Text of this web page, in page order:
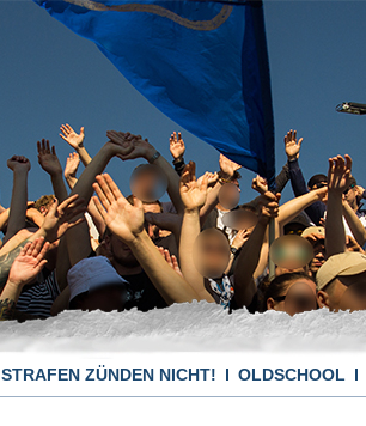
STRAFEN ZÜNDEN NICHT! OLDSCHOOL